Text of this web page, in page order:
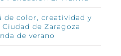
de color, creatividad y
de Zaragoza
de verano